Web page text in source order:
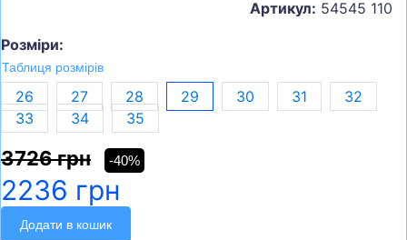
Артикул: 54545 110
Розміри:
Таблиця розмірів
26 27 28 29 30 31
32
33
34 35
3726 грн -40%
2236 грн
Додати в кошик